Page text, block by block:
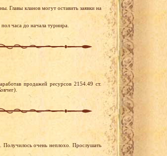
Главы кланов могут оставить заявки на
часа до начала турнира.
продажей ресурсов 2154.49 ст.
Получилось очень неплохо. Прослушать